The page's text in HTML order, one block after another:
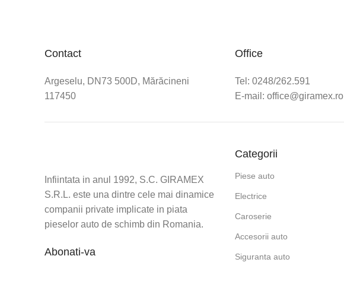
Contact
Argeselu, DN73 500D, Mărăcineni
117450
Office
Tel: 0248/262.591
E-mail: office@giramex.ro
Infiintata in anul 1992, S.C. GIRAMEX
S.R.L. este una dintre cele mai dinamice
companii private implicate in piata
pieselor auto de schimb din Romania.
Abonati-va
Categorii
Piese auto
Electrice
Caroserie
Accesorii auto
Siguranta auto